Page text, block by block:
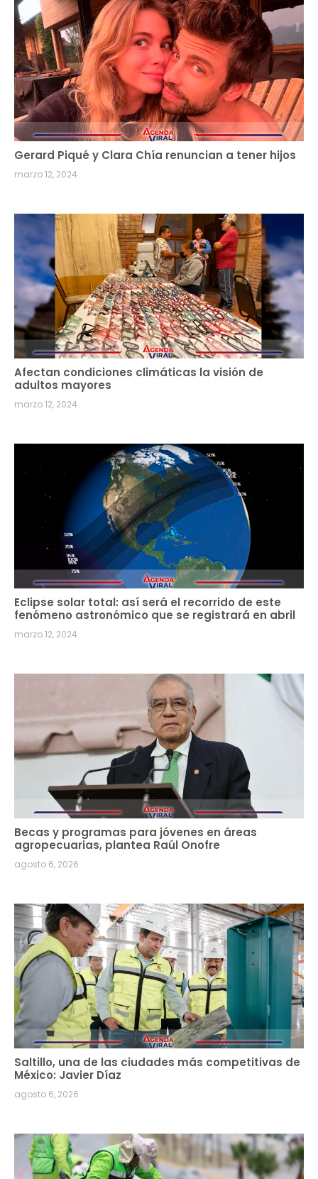
Gerard Piqué y Clara Chía renuncian a tener hijos
marzo 12, 2024
Afectan condiciones climáticas la visión de
adultos mayores
marzo 12, 2024
Eclipse solar total: así será el recorrido de este
fenómeno astronómico que se registrará en abril
marzo 12, 2024
Becas y programas para jóvenes en áreas
agropecuarias, plantea Raúl Onofre
agosto 6, 2026
Saltillo, una de las ciudades más competitivas de
México: Javier Díaz
agosto 6, 2026